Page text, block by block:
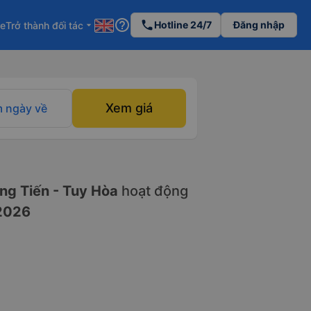
Trở thành đối tác arrow_drop_down help_outline phoneHotline 24/7 Đăng nhập
ngày về Xem giá
Tiến - Tuy Hòa hoạt động